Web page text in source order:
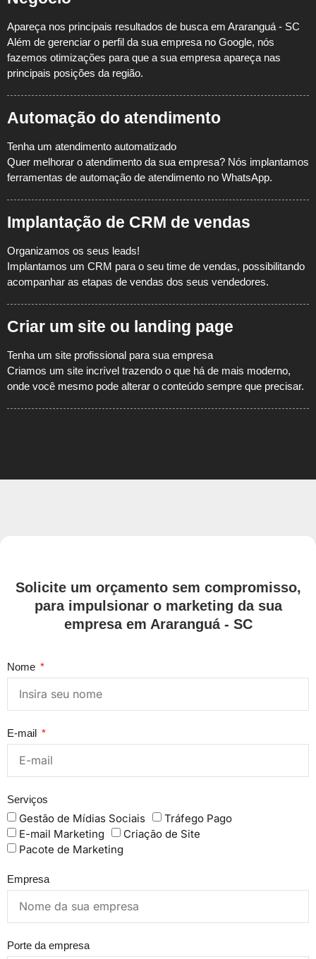
Apareça nos principais resultados de busca em Araranguá - SC
Além de gerenciar o perfil da sua empresa no Google, nós
fazemos otimizações para que a sua empresa apareça nas
principais posições da região.
Automação do atendimento
Tenha um atendimento automatizado
Quer melhorar o atendimento da sua empresa? Nós implantamos
ferramentas de automação de atendimento no WhatsApp.
Implantação de CRM de vendas
Organizamos os seus leads!
Implantamos um CRM para o seu time de vendas, possibilitando
acompanhar as etapas de vendas dos seus vendedores.
Criar um site ou landing page
Tenha um site profissional para sua empresa
Criamos um site incrível trazendo o que há de mais moderno,
onde você mesmo pode alterar o conteúdo sempre que precisar.
Solicite um orçamento sem compromisso,
para impulsionar o marketing da sua
empresa em Araranguá - SC
Nome
E-mail
Serviços
Gestão de Mídias Sociais
Tráfego Pago
E-mail Marketing
Criação de Site
Pacote de Marketing
Empresa
Porte da empresa